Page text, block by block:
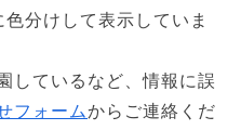
分けして表示していま
しているなど、情報に誤
フォームからご連絡くだ